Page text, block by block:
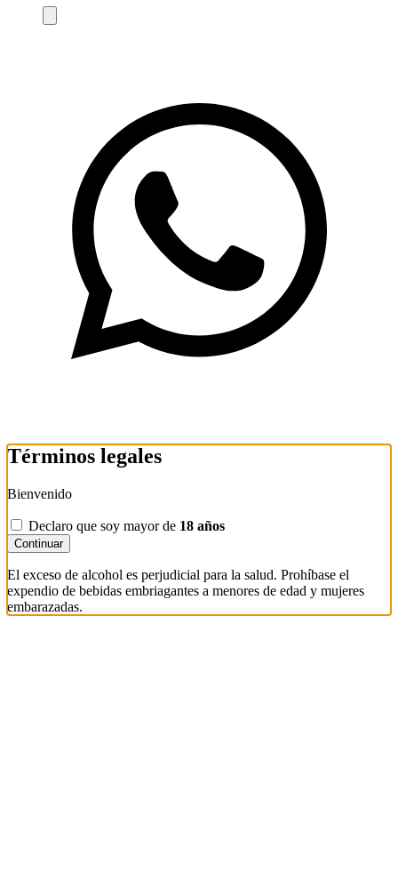
Términos legales
Bienvenido
Declaro que soy mayor de 18 años
Continuar
El exceso de alcohol es perjudicial para la salud. Prohíbase el
expendio de bebidas embriagantes a menores de edad y mujeres
embarazadas.